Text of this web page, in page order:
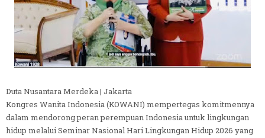
Duta Nusantara Merdeka | Jakarta
Kongres Wanita Indonesia (KOWANI) mempertegas komitmennya
dalam mendorong peran perempuan Indonesia untuk lingkungan
hidup melalui Seminar Nasional Hari Lingkungan Hidup 2026 yang